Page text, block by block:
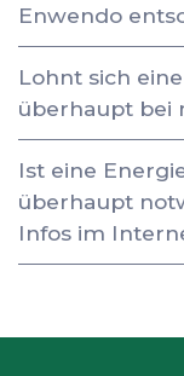
Enwendo
Lohnt sich
überhaupt bei
Ist eine
überhaupt
Infos im